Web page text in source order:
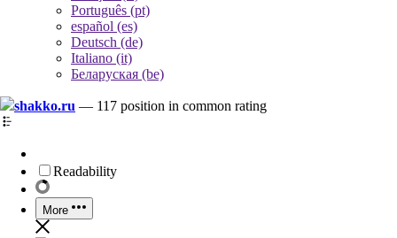
Português (pt)
español (es)
Deutsch (de)
Italiano (it)
Беларуская (be)
shakko.ru — 117 position in common rating
Readability
More